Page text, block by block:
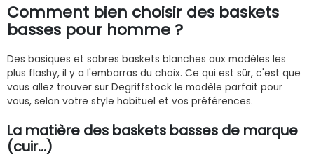
Comment bien choisir des baskets
basses pour homme ?
Des basiques et sobres baskets blanches aux modèles les
plus flashy, il y a l'embarras du choix. Ce qui est sûr, c'est que
vous allez trouver sur Degriffstock le modèle parfait pour
vous, selon votre style habituel et vos préférences.
La matière des baskets basses de marque
(cuir...)